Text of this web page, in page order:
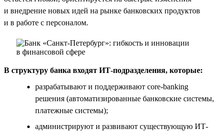
и внедрение новых идей на рынке банковских продуктов
и в работе с персоналом.
В структуру банка входят ИТ-подразделения, которые:
разрабатывают и поддерживают core-banking
решения (автоматизированные банковские системы,
платежные системы);
администрируют и развивают существующую ИТ-